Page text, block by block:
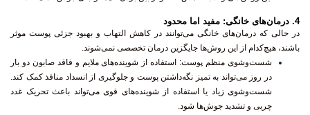
4. درمان‌های خانگی: مفید اما محدود
در حالی که درمان‌های خانگی می‌توانند در کاهش التهاب و بهبود جزئی پوست موثر
باشند، هیچ‌کدام از این روش‌ها جایگزین درمان تخصصی نمی‌شوند.
شست‌وشوی منظم پوست: استفاده از شوینده‌های ملایم و فاقد صابون دو بار
در روز می‌تواند به تمیز نگه‌داشتن پوست و جلوگیری از انسداد منافذ کمک کند.
شست‌وشوی زیاد یا استفاده از شوینده‌های قوی می‌تواند باعث تحریک غدد
چربی و تشدید جوش‌ها شود.